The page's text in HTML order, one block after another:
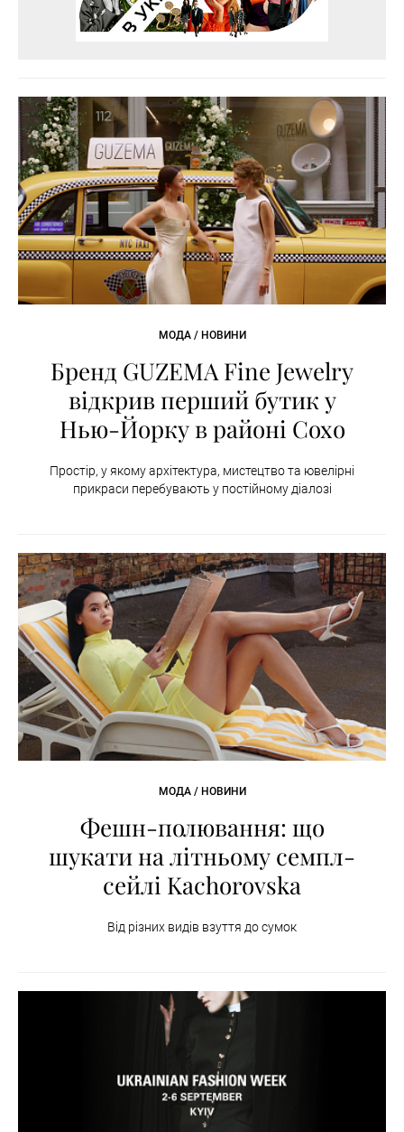
МОДА / НОВИНИ
Бренд GUZEMA Fine Jewelry
відкрив перший бутик у
Нью-Йорку в районі Сохо
Простір, у якому архітектура, мистецтво та ювелірні
прикраси перебувають у постійному діалозі
МОДА / НОВИНИ
Фешн-полювання: що
шукати на літньому семпл-
сейлі Kachorovska
Від різних видів взуття до сумок